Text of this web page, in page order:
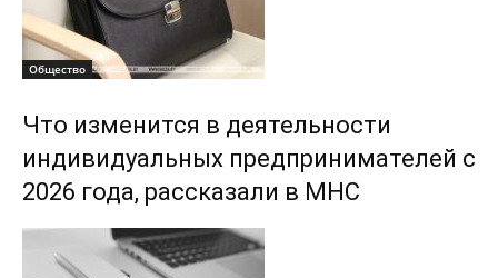
Общество
Что изменится в деятельности
индивидуальных предпринимателей с
2026 года, рассказали в МНС